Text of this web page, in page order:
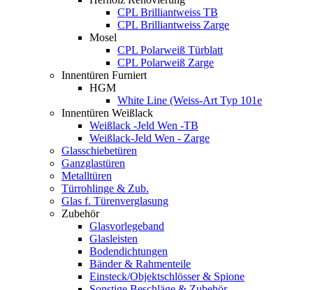
CPL Brilliantweiss TB
CPL Brilliantweiss Zarge
Mosel
CPL Polarweiß Türblatt
CPL Polarweiß Zarge
Innentüren Furniert
HGM
White Line (Weiss-Art Typ 101e
Innentüren Weißlack
Weißlack -Jeld Wen -TB
Weißlack-Jeld Wen - Zarge
Glasschiebetüren
Ganzglastüren
Metalltüren
Türrohlinge & Zub.
Glas f. Türenverglasung
Zubehör
Glasvorlegeband
Glasleisten
Bodendichtungen
Bänder & Rahmenteile
Einsteck/Objektschlösser & Spione